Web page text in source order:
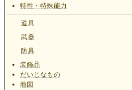
特性・特殊能力
道具
武器
防具
装飾品
だいじなもの
地図